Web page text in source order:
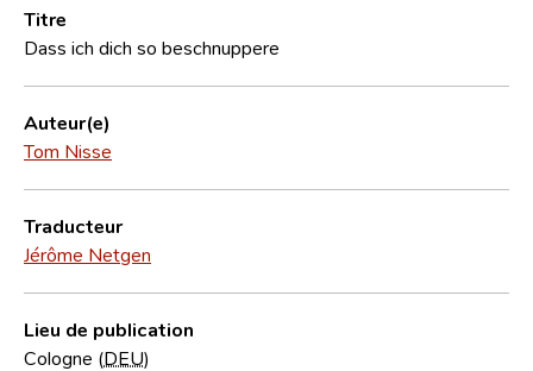
Foire aux questions
CNL
Équipe scientifique
Contact
Titre
Dass ich dich so beschnuppere
Auteur(e)
Tom Nisse
Traducteur
Jérôme Netgen
Lieu de publication
Cologne (DEU)